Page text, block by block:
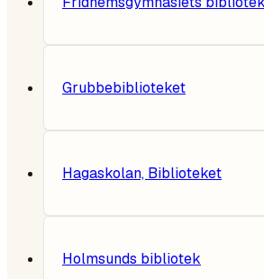
Grubbebiblioteket
Hagaskolan, Biblioteket
Holmsunds bibliotek